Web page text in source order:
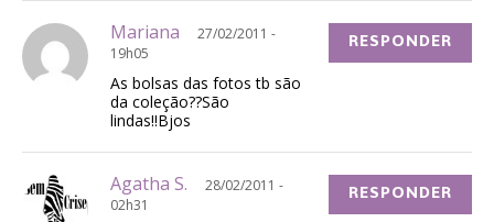
Mariana
27/02/2011 -
19h05
As bolsas das fotos tb são
da coleção??São
lindas!!Bjos
RESPONDER
Agatha S.
28/02/2011 -
02h31
RESPONDER